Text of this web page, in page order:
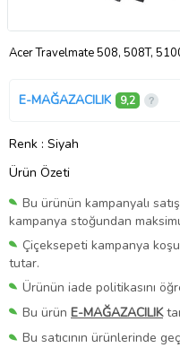
Acer Travelmate 508, 508T,
E-MAĞAZACILIK 9,2
Renk : Siyah
Ürün Özeti
Bu ürünün kampanyalı
kampanya stoğundan
Çiçeksepeti kampanya
tutar.
Ürünün iade politikasını
Bu ürün E-MAĞAZACILIK
Bu satıcının ürünlerinde